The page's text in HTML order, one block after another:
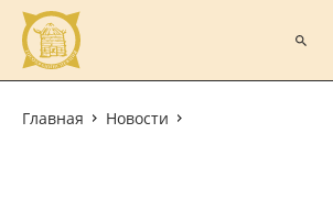
Главная Новости